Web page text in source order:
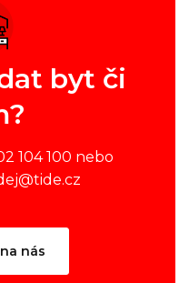
byt či
104 100 nebo
nás